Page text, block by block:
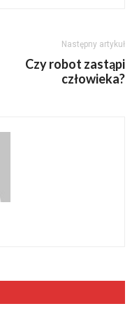
Następny artykuł
Czy robot zastąpi
człowieka?